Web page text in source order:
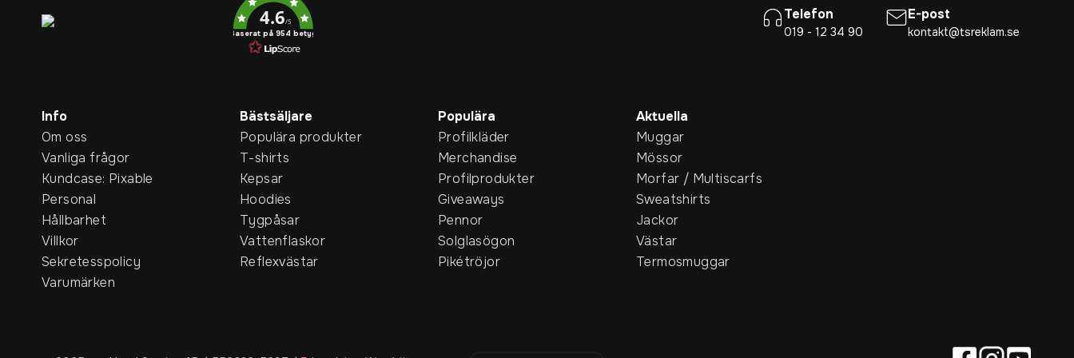
4.6/5
Baserat på 954 betyg
Telefon
019 - 12 34 90
E-post
kontakt@tsreklam.se
Info
Om oss
Vanliga frågor
Kundcase: Pixable
Personal
Hållbarhet
Villkor
Sekretesspolicy
Varumärken
Bästsäljare
Populära produkter
T-shirts
Kepsar
Hoodies
Tygpåsar
Vattenflaskor
Reflexvästar
Populära
Profilkläder
Merchandise
Profilprodukter
Giveaways
Pennor
Solglasögon
Pikétröjor
Aktuella
Muggar
Mössor
Morfar / Multiscarfs
Sweatshirts
Jackor
Västar
Termosmuggar